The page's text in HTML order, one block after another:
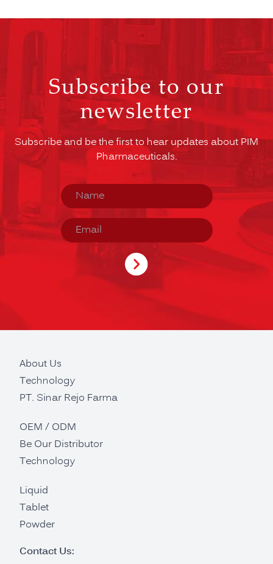
Subscribe to our
newsletter
Subscribe and be the first to hear updates about PIM
Pharmaceuticals.
About Us
Technology
PT. Sinar Rejo Farma
OEM / ODM
Be Our Distributor
Technology
Liquid
Tablet
Powder
Contact Us: